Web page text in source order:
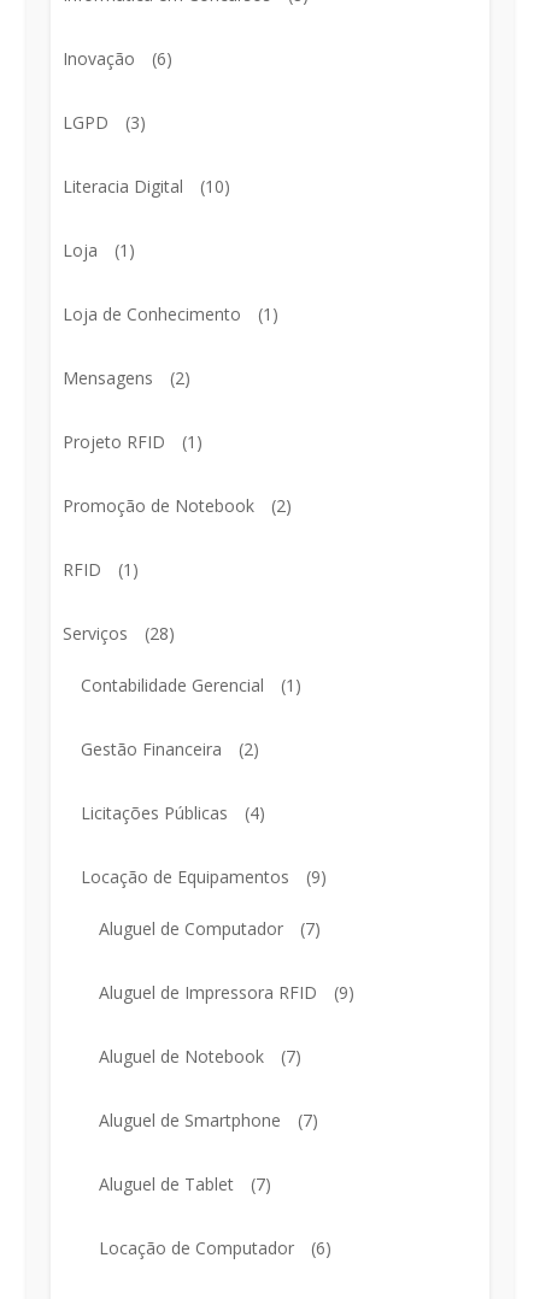
Inovação (6)
LGPD (3)
Literacia Digital (10)
Loja (1)
Loja de Conhecimento (1)
Mensagens (2)
Projeto RFID (1)
Promoção de Notebook (2)
RFID (1)
Serviços (28)
Contabilidade Gerencial (1)
Gestão Financeira (2)
Licitações Públicas (4)
Locação de Equipamentos (9)
Aluguel de Computador (7)
Aluguel de Impressora RFID (9)
Aluguel de Notebook (7)
Aluguel de Smartphone (7)
Aluguel de Tablet (7)
Locação de Computador (6)